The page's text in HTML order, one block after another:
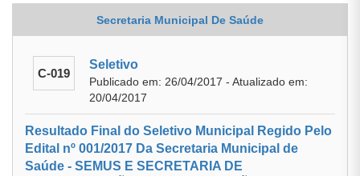
Secretaria Municipal De Saúde
C-019
Seletivo
Publicado em: 26/04/2017 - Atualizado em:
20/04/2017
Resultado Final do Seletivo Municipal Regido Pelo
Edital nº 001/2017 Da Secretaria Municipal de
Saúde - SEMUS E SECRETARIA DE